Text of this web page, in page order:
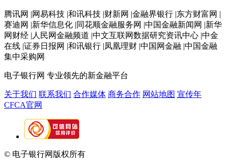
腾讯网 |网易科技 |和讯科技 |财新网 |金融界银行 |东方财富网 |
赛迪网 |新华信息化 |同花顺金融服务网 |中国金融新闻网 |新华
网财经 |人民网金融频道 |中文互联网数据研究资讯中心 |中金
在线 |证券日报网 |和讯银行 |凤凰理财 |中国网金融 |中国金融
集中采购网
电子银行网 专业领先的新金融平台
关于我们 联系我们 合作媒体 商务合作 网站地图 宣传年
CFCA官网
© 电子银行网版权所有